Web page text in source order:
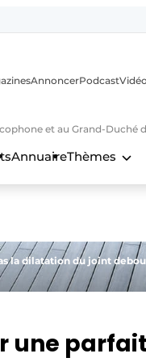
et au Grand-Duché
AnnoncerPodcast
AnnuaireThèmes
la dilatation du joint
une